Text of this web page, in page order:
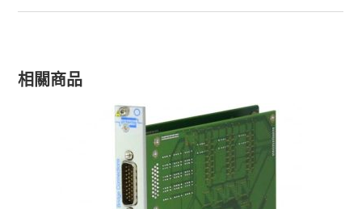
相關商品